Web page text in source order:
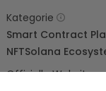
Kategorie
Smart Contract
NFTSolana
Offizielle Website